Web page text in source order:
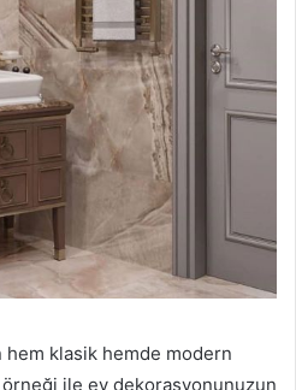
hem klasik hemde modern
ile ev dekorasyonunuzun